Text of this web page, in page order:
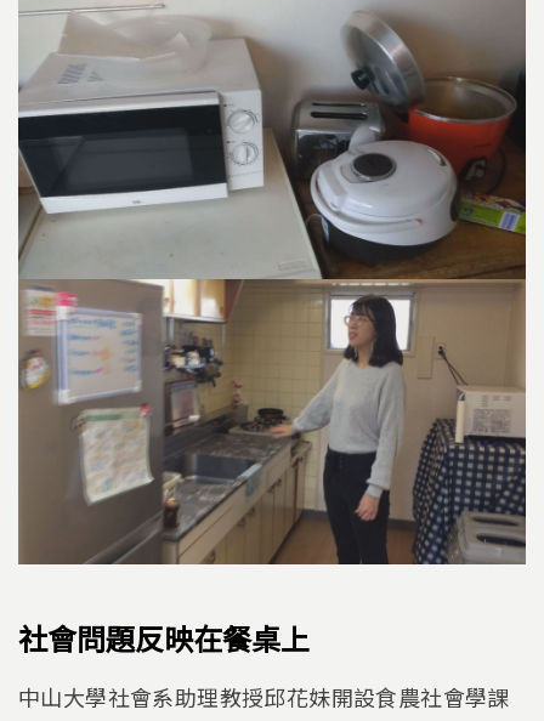
社會問題反映在餐桌上
中山大學社會系助理教授邱花妹開設食農社會學課